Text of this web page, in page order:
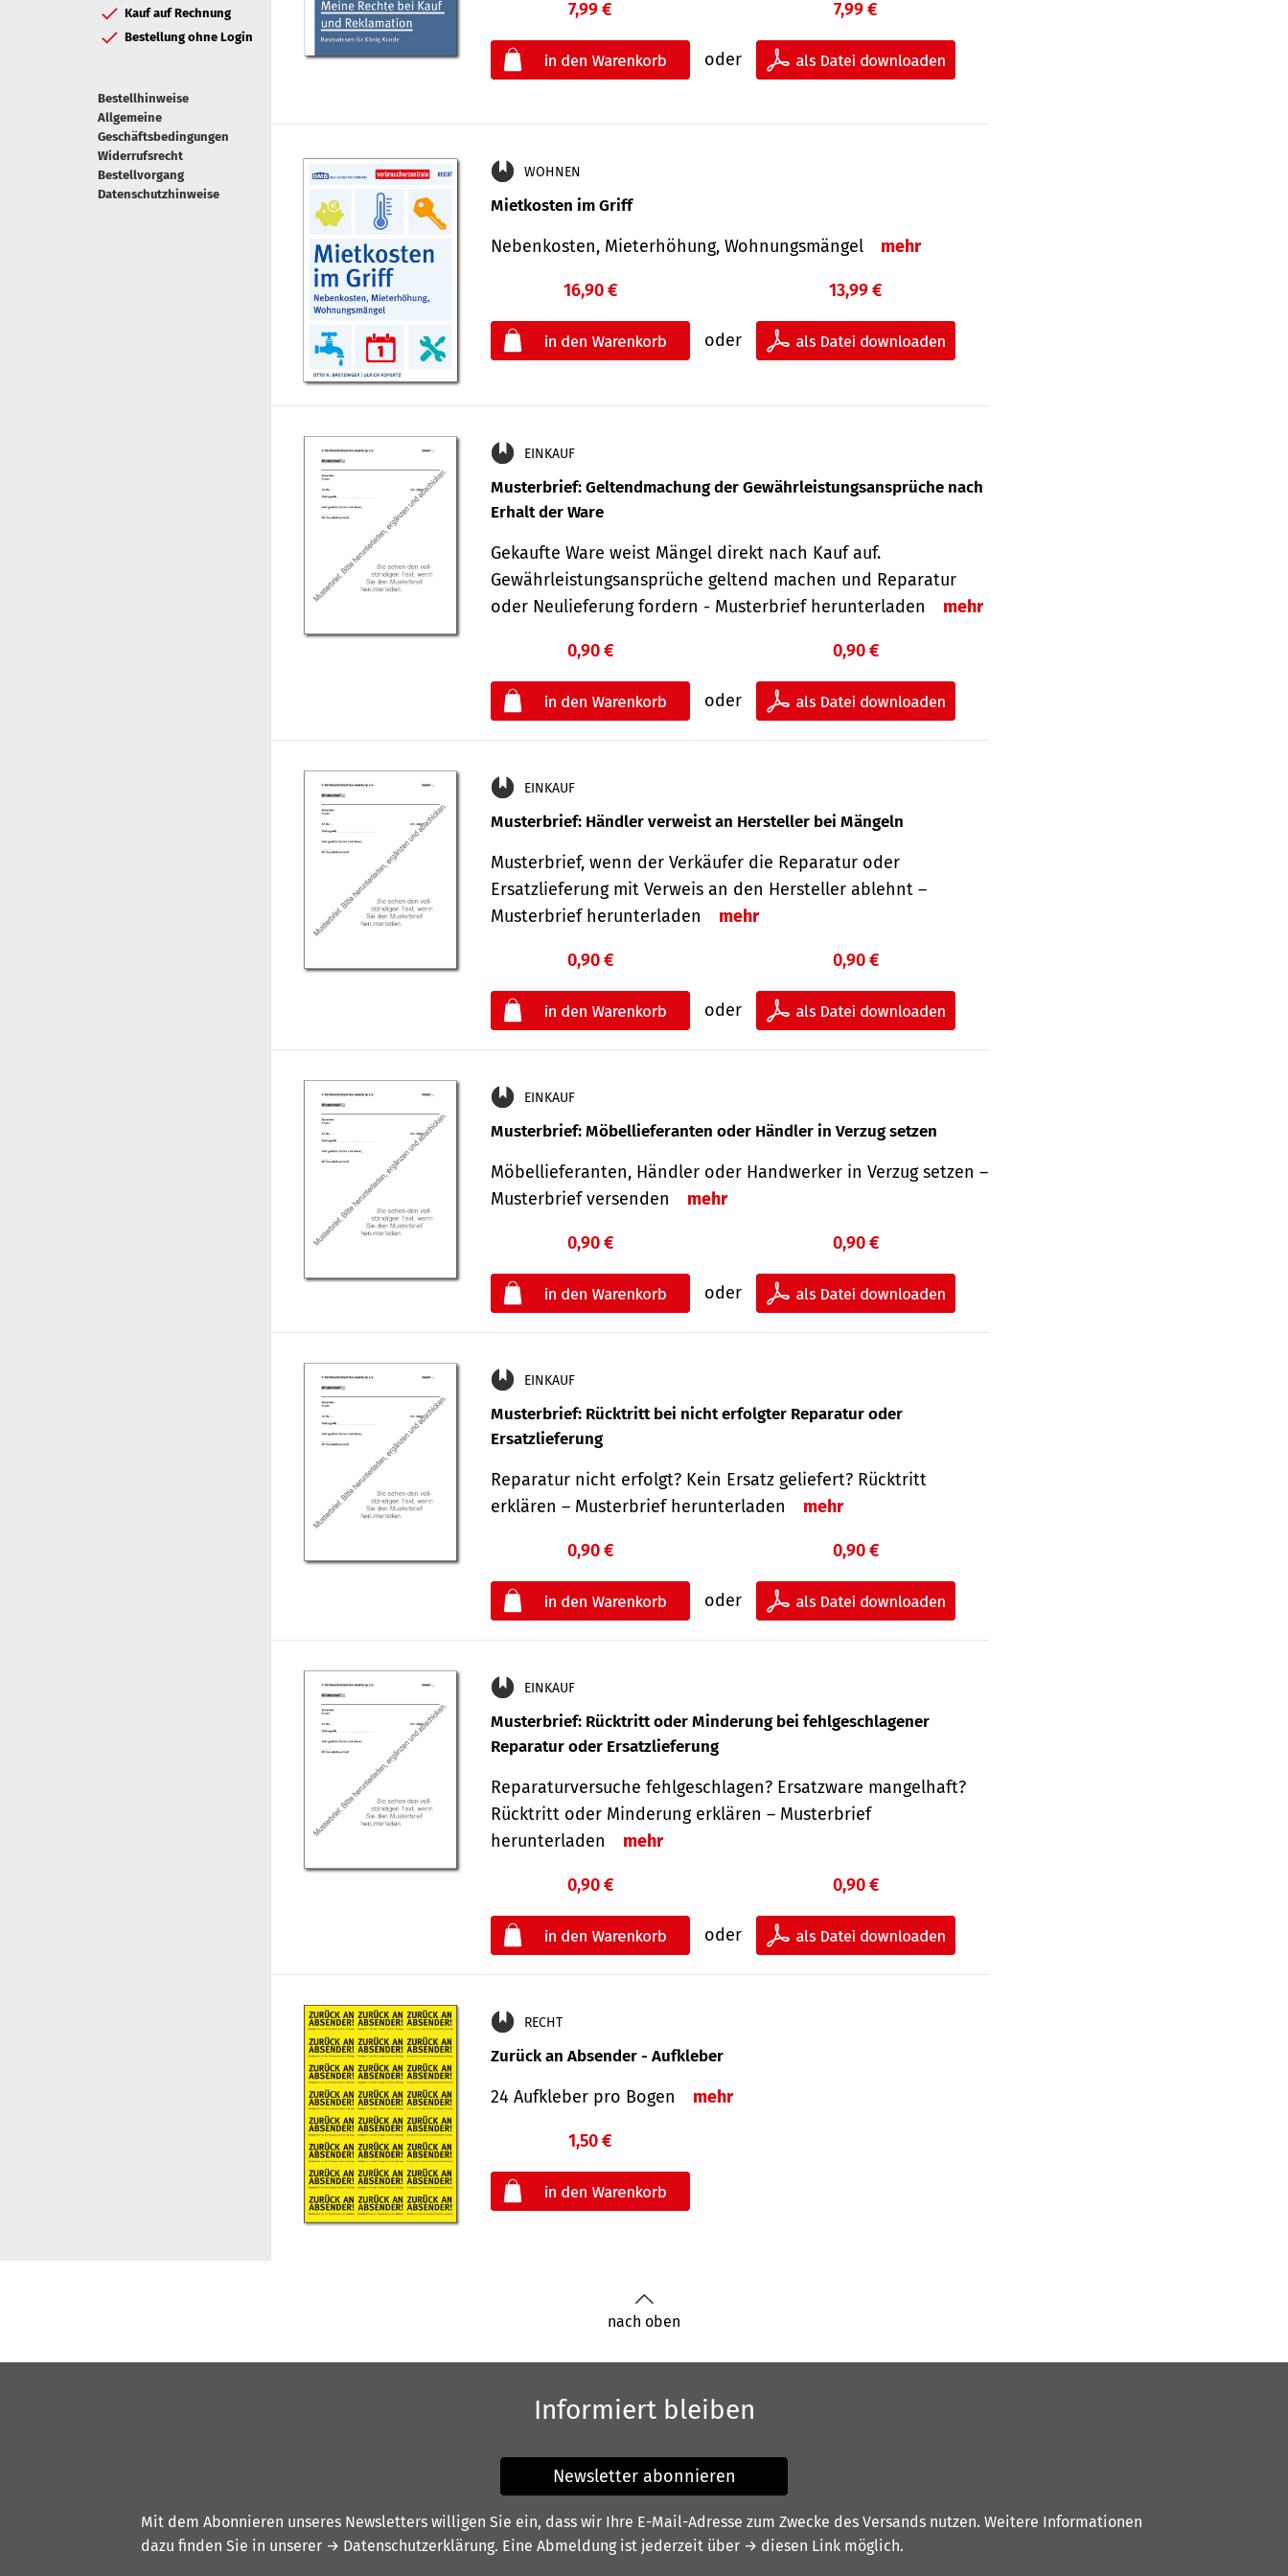
Kauf auf Rechnung
Bestellung ohne Login
Bestellhinweise
Allgemeine
Geschäftsbedingungen
Widerrufsrecht
Bestellvorgang
Datenschutzhinweise
7,99 €
oder
7,99 €
WOHNEN
Mietkosten im Griff
Nebenkosten, Mieterhöhung, Wohnungsmängel mehr
16,90 €
oder
13,99 €
EINKAUF
Musterbrief: Geltendmachung der Gewährleistungsansprüche nach
Erhalt der Ware
Gekaufte Ware weist Mängel direkt nach Kauf auf.
Gewährleistungsansprüche geltend machen und Reparatur
oder Neulieferung fordern - Musterbrief herunterladen
mehr
0,90 €
oder
0,90 €
EINKAUF
Musterbrief: Händler verweist an Hersteller bei Mängeln
Musterbrief, wenn der Verkäufer die Reparatur oder
Ersatzlieferung mit Verweis an den Hersteller ablehnt –
Musterbrief herunterladen
mehr
0,90 €
oder
0,90 €
EINKAUF
Musterbrief: Möbellieferanten oder Händler in Verzug setzen
Möbellieferanten, Händler oder Handwerker in Verzug setzen –
Musterbrief versenden
mehr
0,90 €
oder
0,90 €
EINKAUF
Musterbrief: Rücktritt bei nicht erfolgter Reparatur oder
Ersatzlieferung
Reparatur nicht erfolgt? Kein Ersatz geliefert? Rücktritt
erklären – Musterbrief herunterladen
mehr
0,90 €
oder
0,90 €
EINKAUF
Musterbrief: Rücktritt oder Minderung bei fehlgeschlagener
Reparatur oder Ersatzlieferung
Reparaturversuche fehlgeschlagen? Ersatzware mangelhaft?
Rücktritt oder Minderung erklären – Musterbrief
herunterladen
mehr
0,90 €
oder
0,90 €
RECHT
Zurück an Absender - Aufkleber
24 Aufkleber pro Bogen mehr
1,50 €
nach oben
Informiert bleiben
Newsletter abonnieren
Mit dem Abonnieren unseres Newsletters willigen Sie ein, dass wir Ihre E-Mail-Adresse zum Zwecke des Versands nutzen. Weitere Informationen
dazu finden Sie in unserer → Datenschutzerklärung. Eine Abmeldung ist jederzeit über → diesen Link möglich.